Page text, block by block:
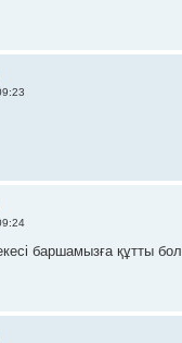
баршамызға құтты